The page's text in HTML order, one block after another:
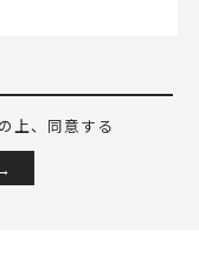
上、同意する